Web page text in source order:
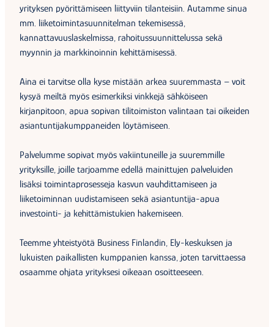
yrityksen pyörittämiseen liittyviin tilanteisiin. Autamme sinua
mm. liiketoimintasuunnitelman tekemisessä,
kannattavuuslaskelmissa, rahoitussuunnittelussa sekä
myynnin ja markkinoinnin kehittämisessä.
Aina ei tarvitse olla kyse mistään arkea suuremmasta – voit
kysyä meiltä myös esimerkiksi vinkkejä sähköiseen
kirjanpitoon, apua sopivan tilitoimiston valintaan tai oikeiden
asiantuntijakumppaneiden löytämiseen.
Palvelumme sopivat myös vakiintuneille ja suuremmille
yrityksille, joille tarjoamme edellä mainittujen palveluiden
lisäksi toimintaprosesseja kasvun vauhdittamiseen ja
liiketoiminnan uudistamiseen sekä asiantuntija-apua
investointi- ja kehittämistukien hakemiseen.
Teemme yhteistyötä Business Finlandin, Ely-keskuksen ja
lukuisten paikallisten kumppanien kanssa, joten tarvittaessa
osaamme ohjata yrityksesi oikeaan osoitteeseen.